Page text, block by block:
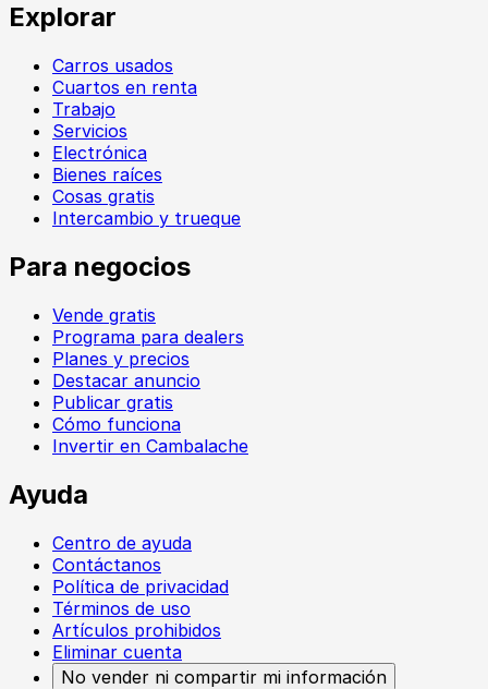
Explorar
Carros usados
Cuartos en renta
Trabajo
Servicios
Electrónica
Bienes raíces
Cosas gratis
Intercambio y trueque
Para negocios
Vende gratis
Programa para dealers
Planes y precios
Destacar anuncio
Publicar gratis
Cómo funciona
Invertir en Cambalache
Ayuda
Centro de ayuda
Contáctanos
Política de privacidad
Términos de uso
Artículos prohibidos
Eliminar cuenta
No vender ni compartir mi información